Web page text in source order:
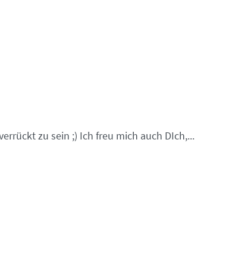
zu sein ;) Ich freu mich auch DIch,...